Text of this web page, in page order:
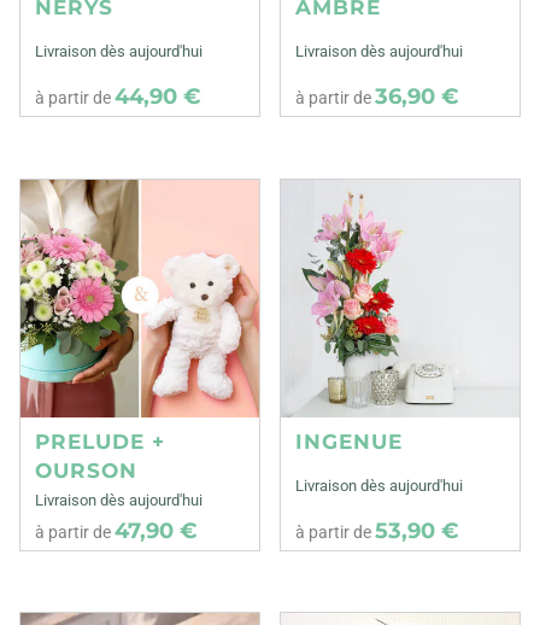
NERYS
Livraison dès aujourd'hui
à partir de44,90 €
AMBRE
Livraison dès aujourd'hui
à partir de36,90 €
PRELUDE +
OURSON
Livraison dès aujourd'hui
à partir de47,90 €
INGENUE
Livraison dès aujourd'hui
à partir de53,90 €